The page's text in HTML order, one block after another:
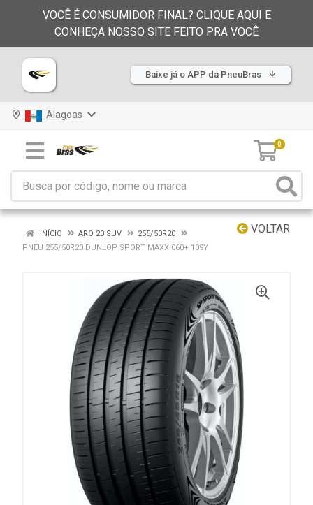
VOCÊ É CONSUMIDOR FINAL? CLIQUE AQUI E
CONHEÇA NOSSO SITE FEITO PRA VOCÊ
Baixe já o APP da PneuBras
Alagoas
0
VOLTAR
INÍCIO ARO 20 SUV
255/50R20
PNEU 255/50R20 DUNLOP SPORT MAXX 060+ 109Y